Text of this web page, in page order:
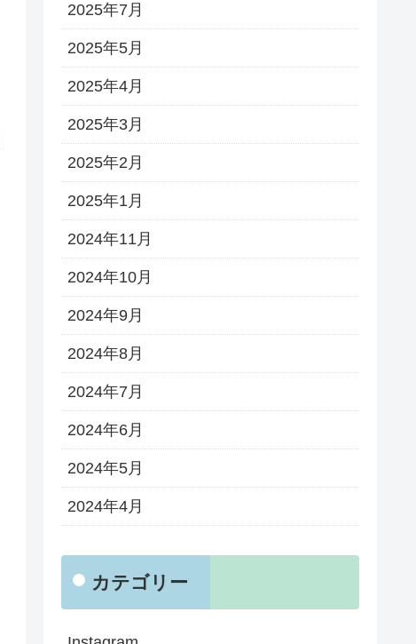
2025年7月
2025年5月
2025年4月
2025年3月
2025年2月
2025年1月
2024年11月
2024年10月
2024年9月
2024年8月
2024年7月
2024年6月
2024年5月
2024年4月
カテゴリー